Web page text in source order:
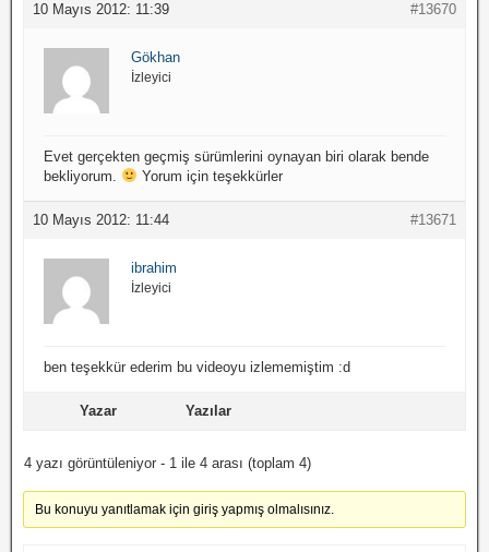
10 Mayıs 2012: 11:39 #13670
Gökhan
İzleyici
Evet gerçekten geçmiş sürümlerini oynayan biri olarak bende
bekliyorum.
Yorum için teşekkürler
10 Mayıs 2012: 11:44 #13671
ibrahim
İzleyici
ben teşekkür ederim bu videoyu izlememiştim :d
Yazar Yazılar
4 yazı görüntüleniyor - 1 ile 4 arası (toplam 4)
Bu konuyu yanıtlamak için giriş yapmış olmalısınız.